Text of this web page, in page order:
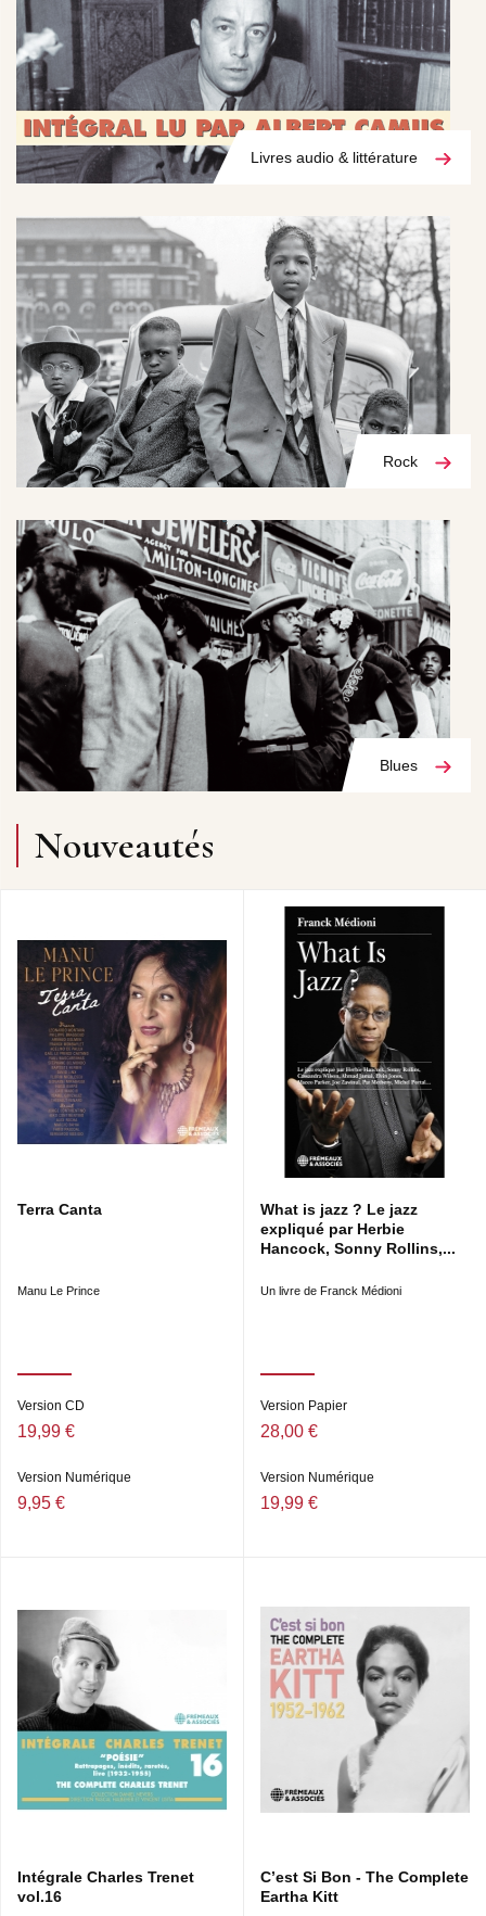
Livres audio & littérature
Rock
Blues
Nouveautés
Terra Canta
Manu Le Prince
Version CD
19,99 €
Version Numérique
9,95 €
What is jazz ? Le jazz
expliqué par Herbie
Hancock, Sonny Rollins,...
Un livre de Franck Médioni
Version Papier
28,00 €
Version Numérique
19,99 €
Intégrale Charles Trenet
vol.16
C’est Si Bon - The Complete
Eartha Kitt